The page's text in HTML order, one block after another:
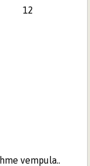
12
vempula..